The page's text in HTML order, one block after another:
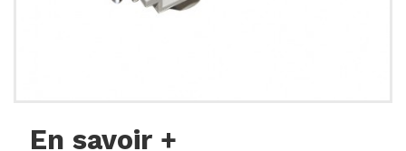
En savoir +